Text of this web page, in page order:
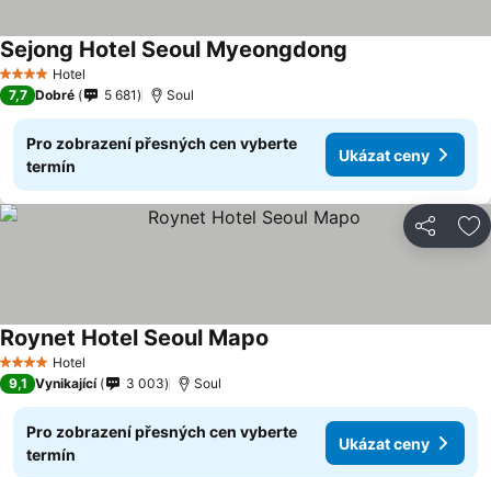
4 Počet hvězdiček
Hotel
Sejong Hotel Seoul Myeongdong
7,7 Dobré 5 681 Soul
Pro zobrazení přesných cen vyberte
termín
Ukázat ceny
Sdílet
4 Počet hvězdiček
Hotel
Roynet Hotel Seoul Mapo
9,1 Vynikající 3 003 Soul
Pro zobrazení přesných cen vyberte
termín
Ukázat ceny